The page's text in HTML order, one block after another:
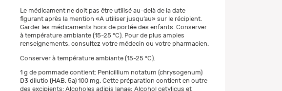
Le médicament ne doit pas être utilisé au-delà de la date
figurant après la mention «A utiliser jusqu’au» sur le récipient.
Garder les médicaments hors de portée des enfants. Conserver
à température ambiante (15-25 °C). Pour de plus amples
renseignements, consultez votre médecin ou votre pharmacien.
Conserver à température ambiante (15-25 °C).
1 g de pommade contient: Penicillium notatum (chrysogenum)
D3 dilutio (HAB, 5a) 100 mg. Cette préparation contient en outre
des excipients: Alcoholes adipis lanae; Alcohol cetylicus et